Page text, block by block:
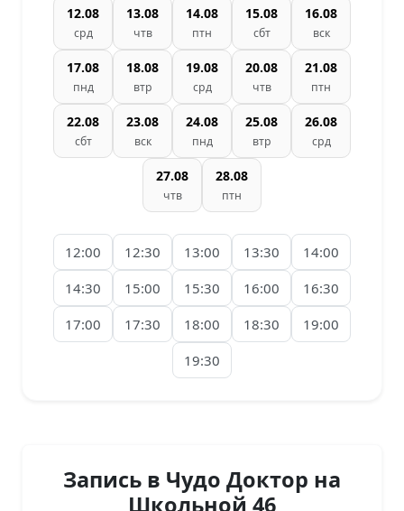
12.08
срд
13.08
чтв
14.08
птн
15.08
сбт
16.08
вск
17.08
пнд
18.08
втр
19.08
срд
20.08
чтв
21.08
птн
22.08
сбт
23.08
вск
24.08
пнд
25.08
втр
26.08
срд
27.08
чтв
28.08
птн
12:00 12:30 13:00 13:30
14:00
14:30
15:00 15:30 16:00
16:30
17:00
17:30 18:00 18:30
19:00
19:30
Запись в Чудо Доктор на
Школьной 46